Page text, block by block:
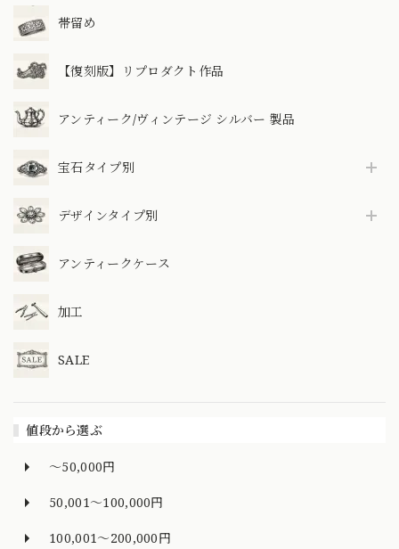
帯留め
【復刻版】リプロダクト作品
アンティーク/ヴィンテージ シルバー 製品
宝石タイプ別
デザインタイプ別
アンティークケース
加工
SALE
値段から選ぶ
～50,000円
50,001～100,000円
100,001～200,000円